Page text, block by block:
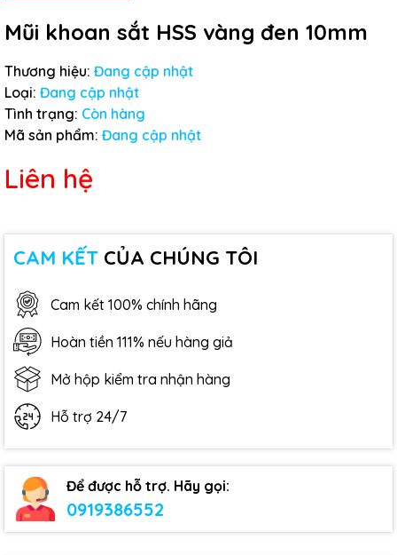
Mũi khoan sắt HSS vàng đen 10mm
Thương hiệu: Đang cập nhật
Loại: Đang cập nhật
Tình trạng: Còn hàng
Mã sản phẩm: Đang cập nhật
Liên hệ
CAM KẾT CỦA CHÚNG TÔI
Cam kết 100% chính hãng
Hoàn tiền 111% nếu hàng giả
Mở hộp kiểm tra nhận hàng
Hỗ trợ 24/7
Để được hỗ trợ. Hãy gọi:
0919386552